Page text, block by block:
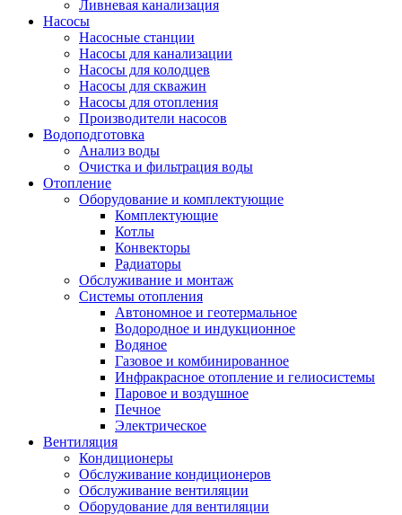
Ливневая канализация
Насосы
Насосные станции
Насосы для канализации
Насосы для колодцев
Насосы для скважин
Насосы для отопления
Производители насосов
Водоподготовка
Анализ воды
Очистка и фильтрация воды
Отопление
Оборудование и комплектующие
Комплектующие
Котлы
Конвекторы
Радиаторы
Обслуживание и монтаж
Системы отопления
Автономное и геотермальное
Водородное и индукционное
Водяное
Газовое и комбинированное
Инфракрасное отопление и гелиосистемы
Паровое и воздушное
Печное
Электрическое
Вентиляция
Кондиционеры
Обслуживание кондиционеров
Обслуживание вентиляции
Оборудование для вентиляции